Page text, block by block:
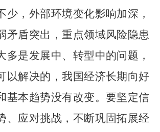
少，外部环境变化影响加深，
矛盾突出，重点领域风险隐患
多是发展中、转型中的问题，
以解决的，我国经济长期向好
基本趋势没有改变。要坚定信
、应对挑战，不断巩固拓展经